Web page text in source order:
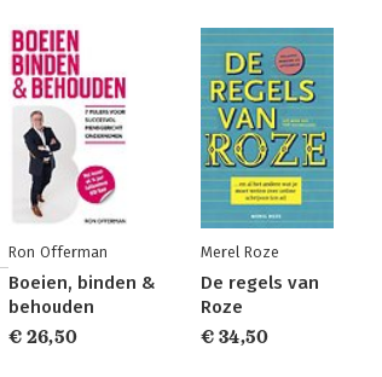
Ron Offerman
Boeien, binden &
behouden
€ 26,50
Merel Roze
De regels van
Roze
€ 34,50